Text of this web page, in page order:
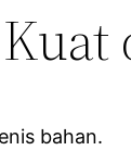
bahan.